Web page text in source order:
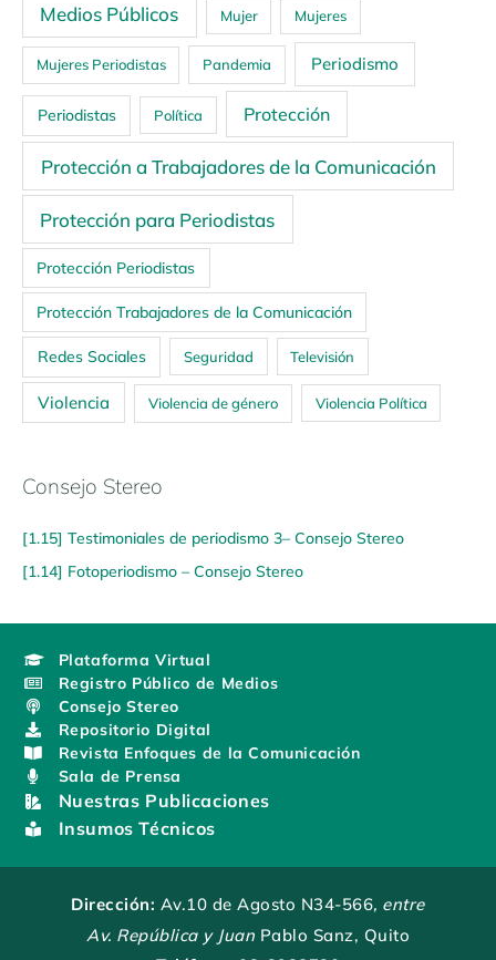
Medios Públicos Mujer Mujeres
Mujeres Periodistas Pandemia Periodismo
Periodistas Política Protección
Protección a Trabajadores de la Comunicación
Protección para Periodistas
Protección Periodistas
Protección Trabajadores de la Comunicación
Redes Sociales Seguridad Televisión
Violencia Violencia de género Violencia Política
Consejo Stereo
[1.15] Testimoniales de periodismo 3– Consejo Stereo
[1.14] Fotoperiodismo – Consejo Stereo
Plataforma Virtual
Registro Público de Medios
Consejo Stereo
Repositorio Digital
Revista Enfoques de la Comunicación
Sala de Prensa
Nuestras Publicaciones
Insumos Técnicos
Dirección: Av.10 de Agosto N34-566, entre
Av. República y Juan Pablo Sanz, Quito